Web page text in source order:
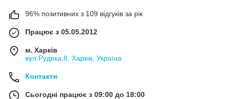
96% позитивних з 109 відгуків за рік
Працює з 05.05.2012
м. Харків
вул.Рудика,8, Харків, Україна
Контакти
Сьогодні працює з 09:00 до 18:00